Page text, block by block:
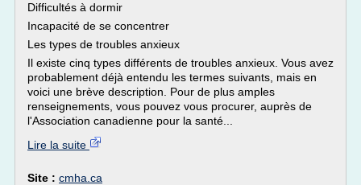
Difficultés à dormir
Incapacité de se concentrer
Les types de troubles anxieux
Il existe cinq types différents de troubles anxieux. Vous avez
probablement déjà entendu les termes suivants, mais en
voici une brève description. Pour de plus amples
renseignements, vous pouvez vous procurer, auprès de
l'Association canadienne pour la santé...
Lire la suite
Site : cmha.ca